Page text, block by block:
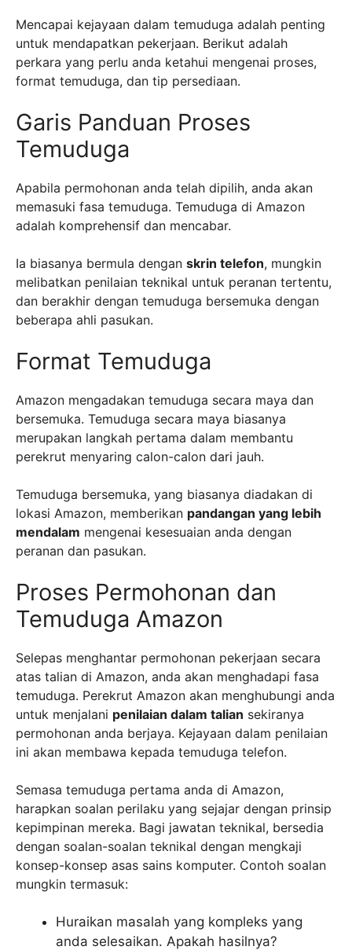
Mencapai kejayaan dalam temuduga adalah penting
untuk mendapatkan pekerjaan. Berikut adalah
perkara yang perlu anda ketahui mengenai proses,
format temuduga, dan tip persediaan.
Garis Panduan Proses
Temuduga
Apabila permohonan anda telah dipilih, anda akan
memasuki fasa temuduga. Temuduga di Amazon
adalah komprehensif dan mencabar.
Ia biasanya bermula dengan skrin telefon, mungkin
melibatkan penilaian teknikal untuk peranan tertentu,
dan berakhir dengan temuduga bersemuka dengan
beberapa ahli pasukan.
Format Temuduga
Amazon mengadakan temuduga secara maya dan
bersemuka. Temuduga secara maya biasanya
merupakan langkah pertama dalam membantu
perekrut menyaring calon-calon dari jauh.
Temuduga bersemuka, yang biasanya diadakan di
lokasi Amazon, memberikan pandangan yang lebih
mendalam mengenai kesesuaian anda dengan
peranan dan pasukan.
Proses Permohonan dan
Temuduga Amazon
Selepas menghantar permohonan pekerjaan secara
atas talian di Amazon, anda akan menghadapi fasa
temuduga. Perekrut Amazon akan menghubungi anda
untuk menjalani penilaian dalam talian sekiranya
permohonan anda berjaya. Kejayaan dalam penilaian
ini akan membawa kepada temuduga telefon.
Semasa temuduga pertama anda di Amazon,
harapkan soalan perilaku yang sejajar dengan prinsip
kepimpinan mereka. Bagi jawatan teknikal, bersedia
dengan soalan-soalan teknikal dengan mengkaji
konsep-konsep asas sains komputer. Contoh soalan
mungkin termasuk:
Huraikan masalah yang kompleks yang
anda selesaikan. Apakah hasilnya?